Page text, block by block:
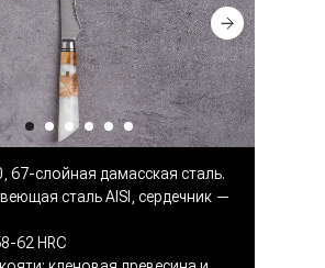
67-слойная дамасская сталь.
сталь AISI, сердечник —
62 HRC